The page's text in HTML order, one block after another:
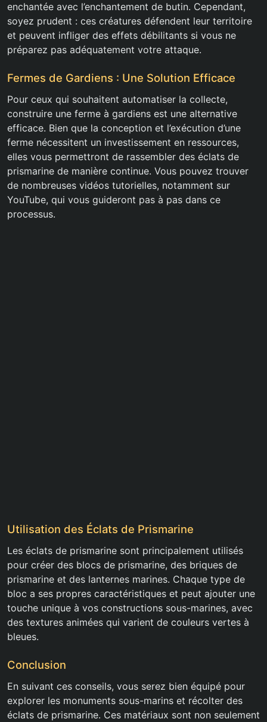
enchantée avec l’enchantement de butin. Cependant,
soyez prudent : ces créatures défendent leur territoire
et peuvent infliger des effets débilitants si vous ne
préparez pas adéquatement votre attaque.
Fermes de Gardiens : Une Solution Efficace
Pour ceux qui souhaitent automatiser la collecte,
construire une ferme à gardiens est une alternative
efficace. Bien que la conception et l’exécution d’une
ferme nécessitent un investissement en ressources,
elles vous permettront de rassembler des éclats de
prismarine de manière continue. Vous pouvez trouver
de nombreuses vidéos tutorielles, notamment sur
YouTube, qui vous guideront pas à pas dans ce
processus.
Utilisation des Éclats de Prismarine
Les éclats de prismarine sont principalement utilisés
pour créer des blocs de prismarine, des briques de
prismarine et des lanternes marines. Chaque type de
bloc a ses propres caractéristiques et peut ajouter une
touche unique à vos constructions sous-marines, avec
des textures animées qui varient de couleurs vertes à
bleues.
Conclusion
En suivant ces conseils, vous serez bien équipé pour
explorer les monuments sous-marins et récolter des
éclats de prismarine. Ces matériaux sont non seulement